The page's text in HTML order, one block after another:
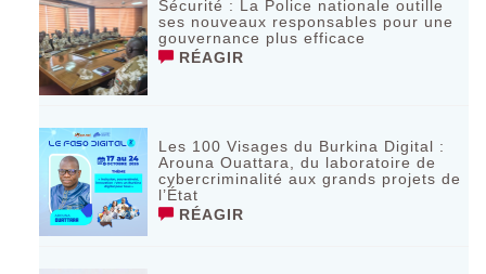
Sécurité : La Police nationale outille
ses nouveaux responsables pour une
gouvernance plus efficace
RÉAGIR
Les 100 Visages du Burkina Digital :
Arouna Ouattara, du laboratoire de
cybercriminalité aux grands projets de
l’État
RÉAGIR